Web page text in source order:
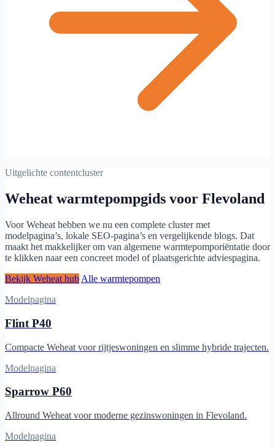
Uitgelichte contentcluster
Weheat warmtepompgids voor Flevoland
Voor Weheat hebben we nu een complete cluster met
modelpagina’s, lokale SEO-pagina’s en vergelijkende blogs. Dat
maakt het makkelijker om van algemene warmtepomporiëntatie door
te klikken naar een concreet model of plaatsgerichte adviespagina.
Bekijk Weheat hub Alle warmtepompen
Modelpagina
Flint P40
Compacte Weheat voor rijtjeswoningen en slimme hybride trajecten.
Modelpagina
Sparrow P60
Allround Weheat voor moderne gezinswoningen in Flevoland.
Modelpagina